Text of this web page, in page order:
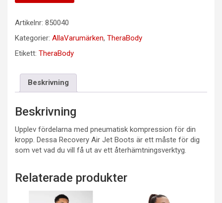
Artikelnr: 850040
Kategorier: AllaVarumärken, TheraBody
Etikett: TheraBody
Beskrivning
Beskrivning
Upplev fördelarna med pneumatisk kompression för din
kropp. Dessa Recovery Air Jet Boots är ett måste för dig
som vet vad du vill få ut av ett återhämtningsverktyg.
Relaterade produkter